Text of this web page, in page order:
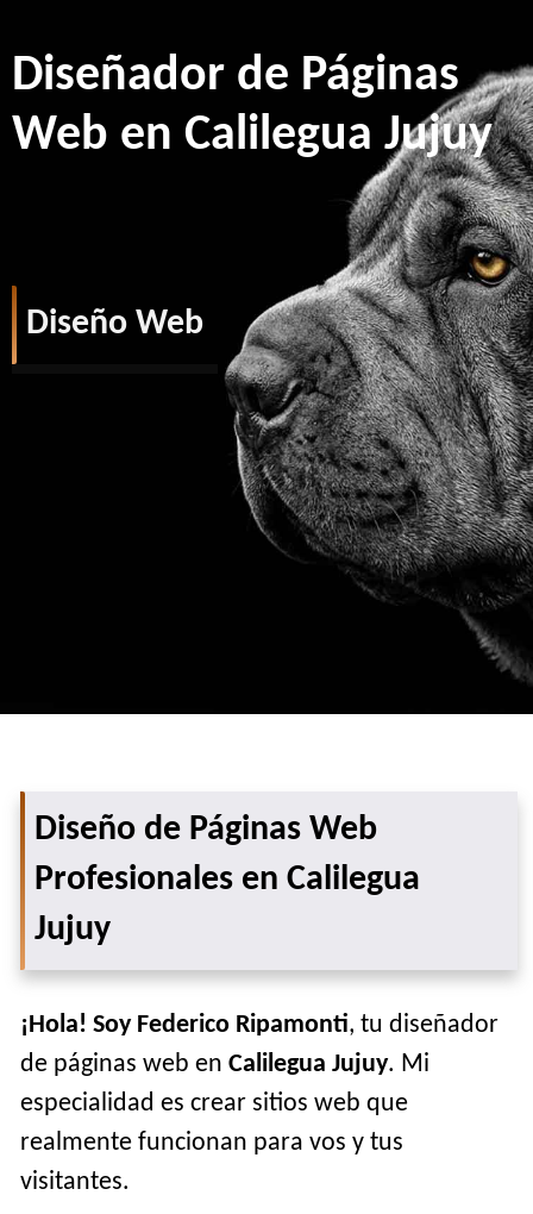
Diseñador de Páginas
Web en Calilegua Jujuy
Diseño Web
Diseño de Páginas Web
Profesionales en Calilegua
Jujuy
¡Hola! Soy Federico Ripamonti, tu diseñador
de páginas web enCalilegua Jujuy. Mi
especialidad es crear sitios web que
realmente funcionan para vos y tus
visitantes.